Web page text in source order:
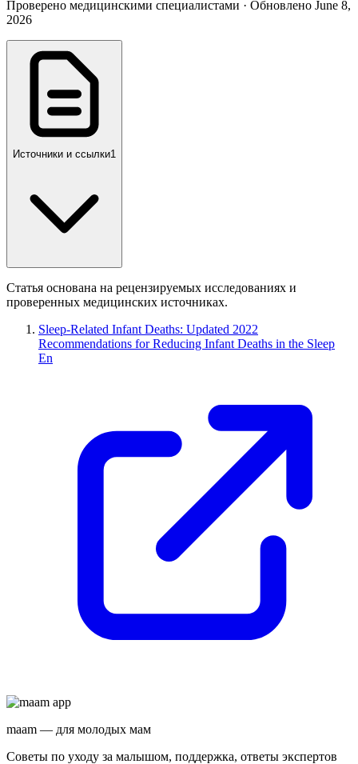
Проверено медицинскими специалистами · Обновлено June 8,
2026
Источники и ссылки1
Статья основана на рецензируемых исследованиях и
проверенных медицинских источниках.
Sleep-Related Infant Deaths: Updated 2022
Recommendations for Reducing Infant Deaths in the Sleep
En
maam — для молодых мам
Советы по уходу за малышом, поддержка, ответы экспертов